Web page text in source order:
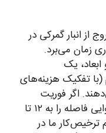
از انبار گمرکی در
تا ۷۲ ساعت کاری زمان می‌برد.
یک
(با تفکیک هزینه‌های
اگر فوریت
بیشتری دارید، سرویس اکسپرس هوایی فاصله را به ۱۲ تا
ترخیص‌کار ما در